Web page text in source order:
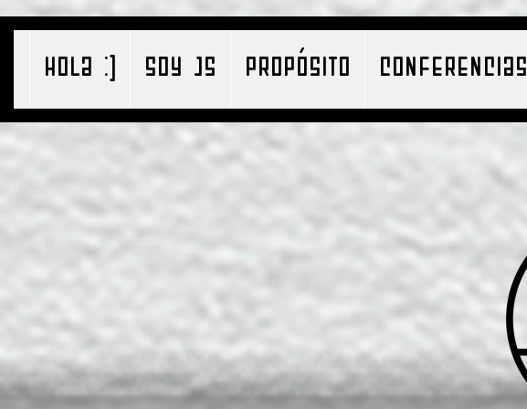
HOLA :) SOY JS PROPÓSITO CONFERENCIAS